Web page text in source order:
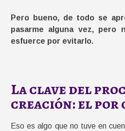
Pero bueno, de todo se
pasarme alguna vez, pero
esfuerce por evitarlo.
La clave del
creación: el por
Eso es algo que no tuve en